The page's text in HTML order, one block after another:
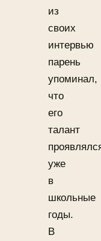
из
своих
интервью
парень
упоминал,
что
его
талант
уже
в
школьные
годы.
В